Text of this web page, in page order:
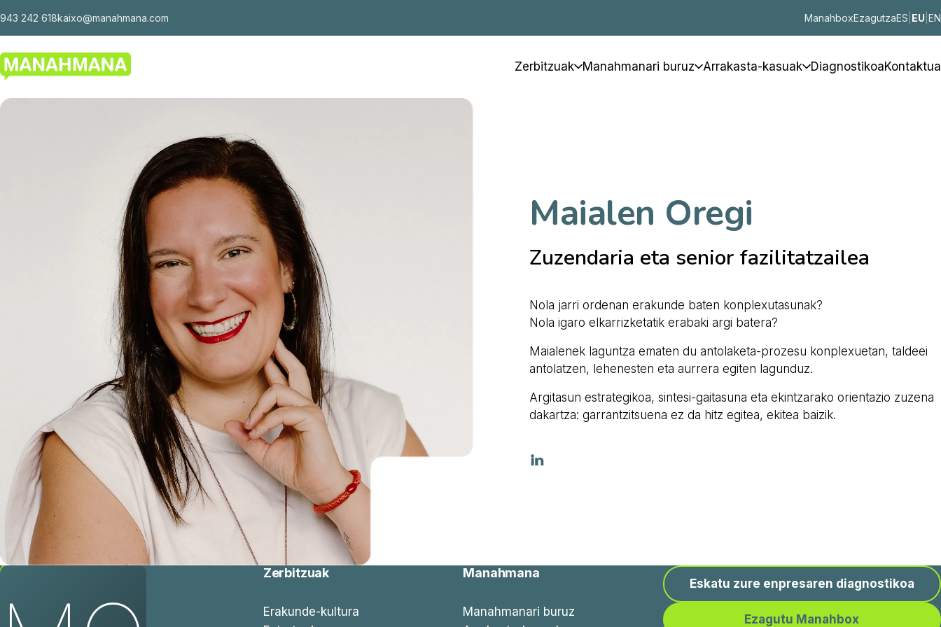
943 242 618kaixo@manahmana.com ManahboxEzagutzaES EU EN
Zerbitzuak Manahmanari buruz Arrakasta-kasuak DiagnostikoaKontaktua
Maialen Oregi
Zuzendaria eta senior fazilitatzailea
Nola jarri ordenan erakunde baten konplexutasunak?
Nola igaro elkarrizketatik erabaki argi batera?
Maialenek laguntza ematen du antolaketa-prozesu konplexuetan, taldeei
antolatzen, lehenesten eta aurrera egiten lagunduz.
Argitasun estrategikoa, sintesi-gaitasuna eta ekintzarako orientazio zuzena
dakartza: garrantzitsuena ez da hitz egitea, ekitea baizik.
Zerbitzuak
Erakunde-kultura
Manahmana
Manahmanari buruz
Eskatu zure enpresaren diagnostikoa
Ezagutu Manahbox